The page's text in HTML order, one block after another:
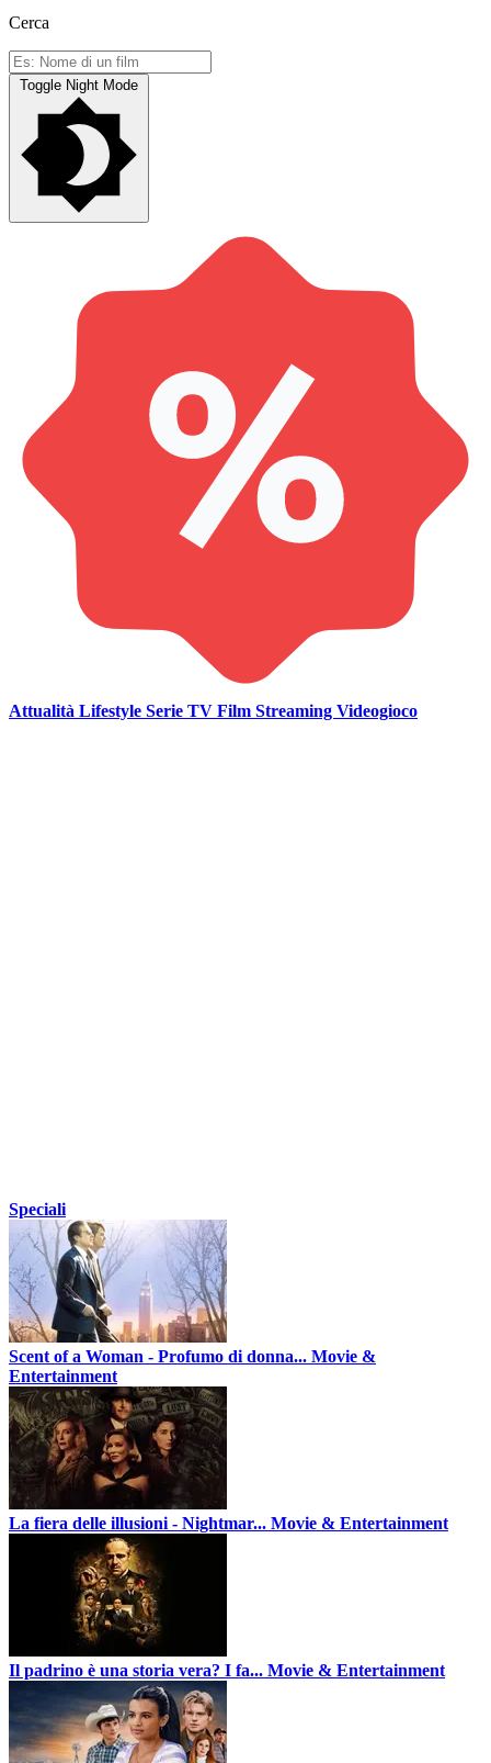
Cerca
Toggle Night Mode
Attualità Lifestyle Serie TV Film Streaming Videogioco
Speciali
Scent of a Woman - Profumo di donna... Movie &
Entertainment
La fiera delle illusioni - Nightmar... Movie & Entertainment
Il padrino è una storia vera? I fa... Movie & Entertainment